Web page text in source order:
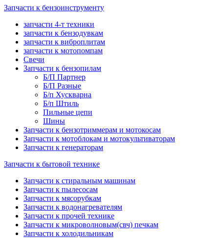
Запчасти к бензоинструменту
запчасти 4-т техники
запчасти к бензодувкам
запчасти к виброплитам
запчасти к мотопомпам
Свечи
Запчасти к бензопилам
Б/П Партнер
Б/П Разные
Б/п Хускварна
Б/п Штиль
Пильные цепи
Шины
Запчасти к бензотриммерам и мотокосам
Запчасти к мотоблокам и мотокультиваторам
Запчасти к генераторам
Запчасти к бытовой технике
Запчасти к стиральным машинам
Запчасти к пылесосам
Запчасти к мясорубкам
Запчасти к водонагревателям
Запчасти к прочей технике
Запчасти к микроволновым(свч) печкам
Запчасти к холодильникам